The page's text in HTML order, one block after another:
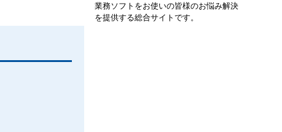
業務ソフトをお使いの皆様のお悩み解決
を提供する総合サイトです。